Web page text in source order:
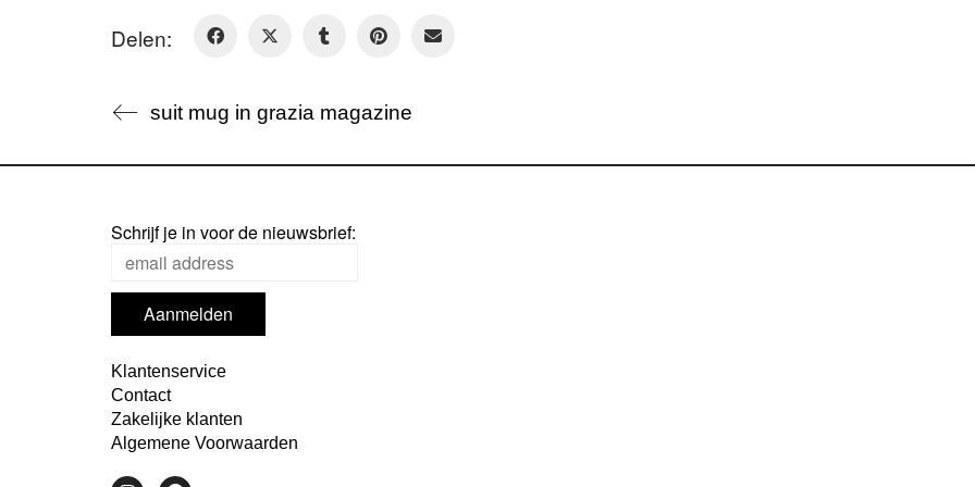
Delen:
suit mug in grazia magazine
Schrijf je in voor de nieuwsbrief:
Klantenservice
Contact
Zakelijke klanten
Algemene Voorwaarden